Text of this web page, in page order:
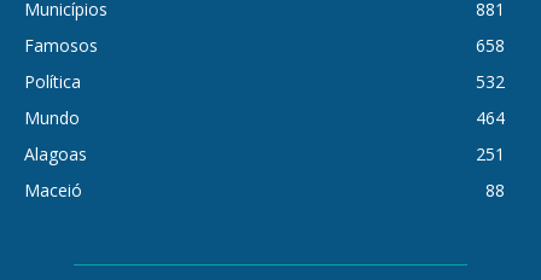
Municípios
881
Famosos
658
Política
532
Mundo
464
Alagoas
251
Maceió
88